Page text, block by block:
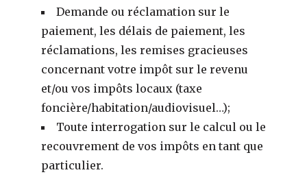
Demande ou réclamation sur le
paiement, les délais de paiement, les
réclamations, les remises gracieuses
concernant votre impôt sur le revenu
et/ou vos impôts locaux (taxe
foncière/habitation/audiovisuel…);
Toute interrogation sur le calcul ou le
recouvrement de vos impôts en tant que
particulier.